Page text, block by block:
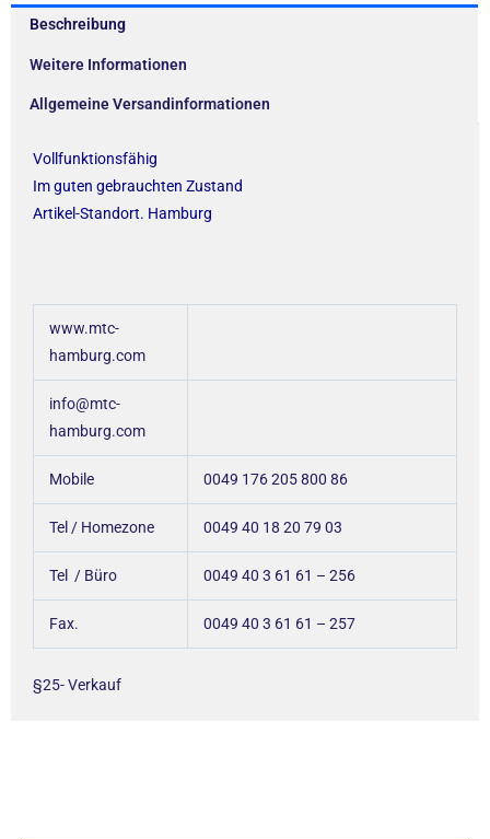
Beschreibung
Weitere Informationen
Allgemeine Versandinformationen
Vollfunktionsfähig
Im guten gebrauchten Zustand
Artikel-Standort. Hamburg
www.mtc-
hamburg.com
info@mtc-
hamburg.com
Mobile 0049 176 205 800 86
Tel / Homezone 0049 40 18 20 79 03
Tel / Büro 0049 40 3 61 61 – 256
Fax. 0049 40 3 61 61 – 257
§25- Verkauf